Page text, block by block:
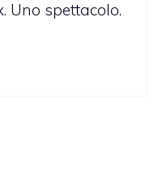
Uno spettacolo.